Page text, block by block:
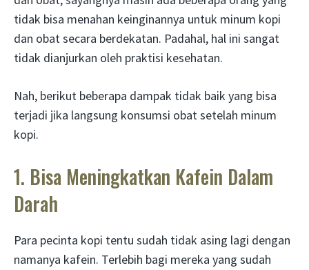
tidak bisa menahan keinginannya untuk minum kopi
dan obat secara berdekatan. Padahal, hal ini sangat
tidak dianjurkan oleh praktisi kesehatan.
Nah, berikut beberapa dampak tidak baik yang bisa
terjadi jika langsung konsumsi obat setelah minum
kopi.
1. Bisa Meningkatkan Kafein Dalam
Darah
Para pecinta kopi tentu sudah tidak asing lagi dengan
namanya kafein. Terlebih bagi mereka yang sudah